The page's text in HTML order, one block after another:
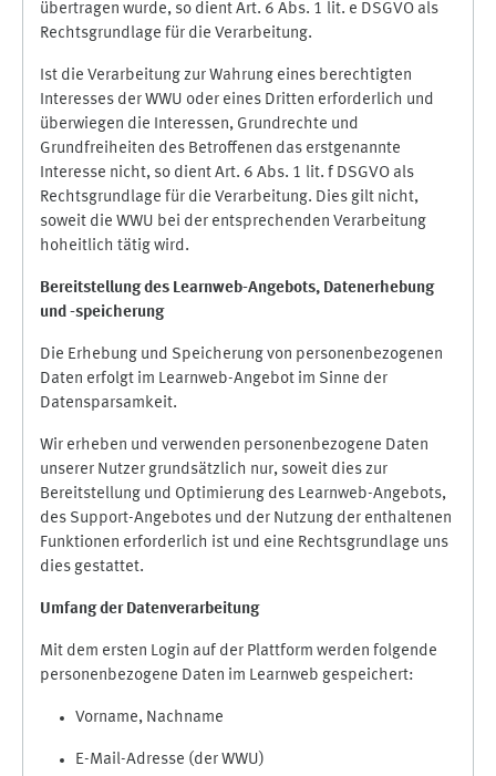
übertragen wurde, so dient Art. 6 Abs. 1 lit. e DSGVO als
Rechtsgrundlage für die Verarbeitung.
Ist die Verarbeitung zur Wahrung eines berechtigten
Interesses der WWU oder eines Dritten erforderlich und
überwiegen die Interessen, Grundrechte und
Grundfreiheiten des Betroffenen das erstgenannte
Interesse nicht, so dient Art. 6 Abs. 1 lit. f DSGVO als
Rechtsgrundlage für die Verarbeitung. Dies gilt nicht,
soweit die WWU bei der entsprechenden Verarbeitung
hoheitlich tätig wird.
Bereitstellung des Learnweb-Angebots, Datenerhebung
und -speicherung
Die Erhebung und Speicherung von personenbezogenen
Daten erfolgt im Learnweb-Angebot im Sinne der
Datensparsamkeit.
Wir erheben und verwenden personenbezogene Daten
unserer Nutzer grundsätzlich nur, soweit dies zur
Bereitstellung und Optimierung des Learnweb-Angebots,
des Support-Angebotes und der Nutzung der enthaltenen
Funktionen erforderlich ist und eine Rechtsgrundlage uns
dies gestattet.
Umfang der Datenverarbeitung
Mit dem ersten Login auf der Plattform werden folgende
personenbezogene Daten im Learnweb gespeichert:
Vorname, Nachname
E-Mail-Adresse (der WWU)